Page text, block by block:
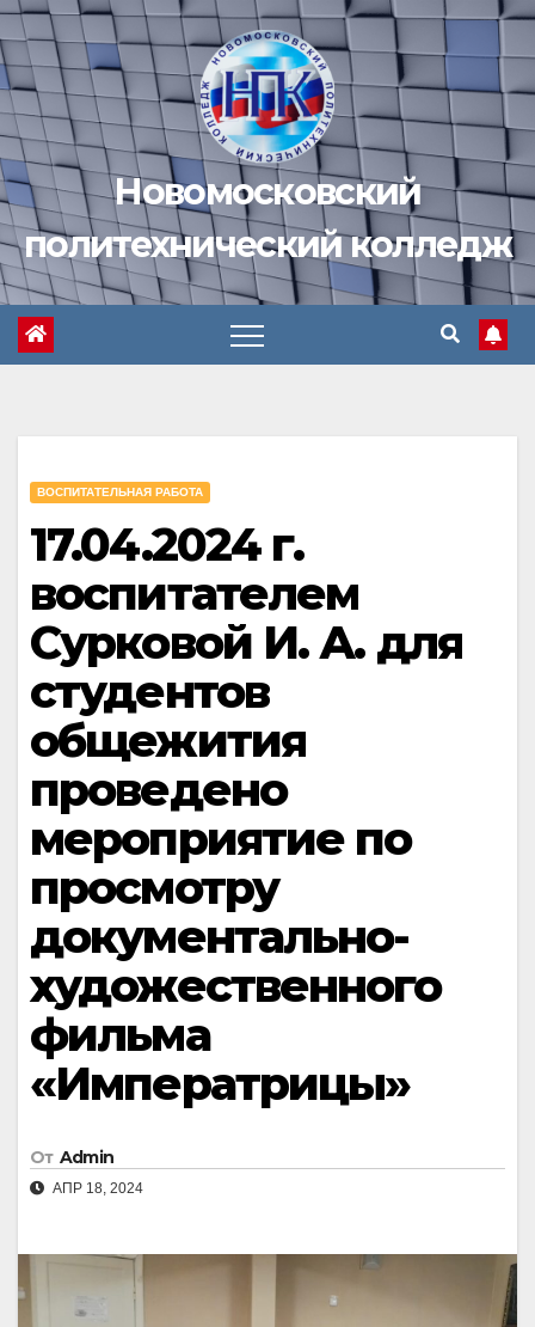
Перейти
к
содержимому
Новомосковский
политехнический колледж
ВОСПИТАТЕЛЬНАЯ РАБОТА
17.04.2024 г.
воспитателем
Сурковой И. А. для
студентов
общежития
проведено
мероприятие по
просмотру
документально-
художественного
фильма
«Императрицы»
От Admin
АПР 18, 2024